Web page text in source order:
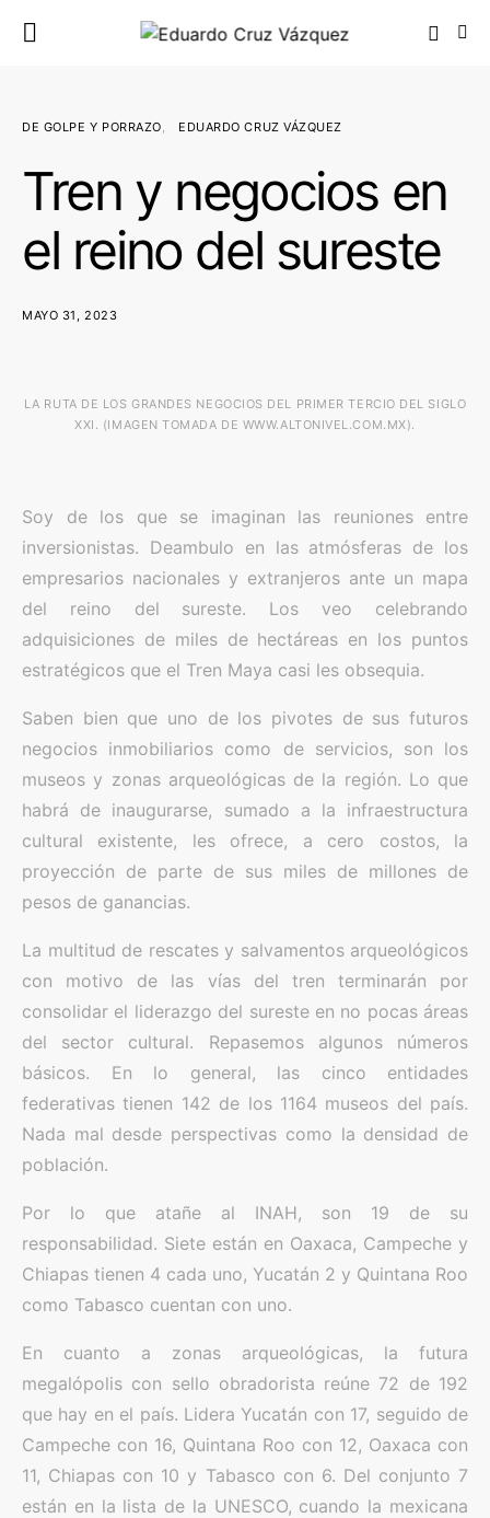
DE GOLPE Y PORRAZO EDUARDO CRUZ VÁZQUEZ
Tren y negocios en
el reino del sureste
MAYO 31, 2023
LA RUTA DE LOS GRANDES NEGOCIOS DEL PRIMER TERCIO DEL SIGLO
XXI. (IMAGEN TOMADA DE WWW.ALTONIVEL.COM.MX).
Soy de los que se imaginan las reuniones entre
inversionistas. Deambulo en las atmósferas de los
empresarios nacionales y extranjeros ante un mapa
del reino del sureste. Los veo celebrando
adquisiciones de miles de hectáreas en los puntos
estratégicos que el Tren Maya casi les obsequia.
Saben bien que uno de los pivotes de sus futuros
negocios inmobiliarios como de servicios, son los
museos y zonas arqueológicas de la región. Lo que
habrá de inaugurarse, sumado a la infraestructura
cultural existente, les ofrece, a cero costos, la
proyección de parte de sus miles de millones de
pesos de ganancias.
La multitud de rescates y salvamentos arqueológicos
con motivo de las vías del tren terminarán por
consolidar el liderazgo del sureste en no pocas áreas
del sector cultural. Repasemos algunos números
básicos. En lo general, las cinco entidades
federativas tienen 142 de los 1164 museos del país.
Nada mal desde perspectivas como la densidad de
población.
Por lo que atañe al INAH, son 19 de su
responsabilidad. Siete están en Oaxaca, Campeche y
Chiapas tienen 4 cada uno, Yucatán 2 y Quintana Roo
como Tabasco cuentan con uno.
En cuanto a zonas arqueológicas, la futura
megalópolis con sello obradorista reúne 72 de 192
que hay en el país. Lidera Yucatán con 17, seguido de
Campeche con 16, Quintana Roo con 12, Oaxaca con
11, Chiapas con 10 y Tabasco con 6. Del conjunto 7
están en la lista de la UNESCO, cuando la mexicana